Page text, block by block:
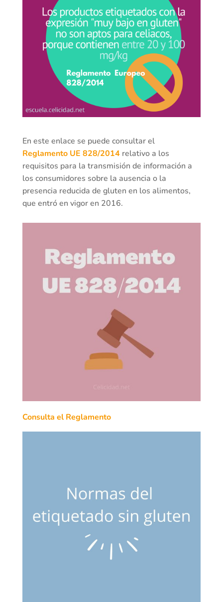
En este enlace se puede consultar el
Reglamento UE 828/2014relativo a los
requisitos para la transmisión de información a
los consumidores sobre la ausencia o la
presencia reducida de gluten en los alimentos,
que entró en vigor en 2016.
Consulta el Reglamento